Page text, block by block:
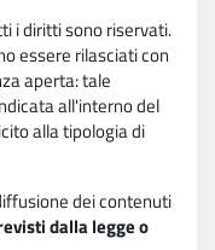
i diritti sono riservati.
essere rilasciati con
aperta: tale
all'interno del
alla tipologia di
dei contenuti
dalla legge o